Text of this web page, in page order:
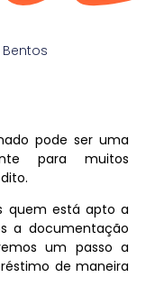
pode ser uma
para muitos
quem está apto a
a documentação
um passo a
de maneira